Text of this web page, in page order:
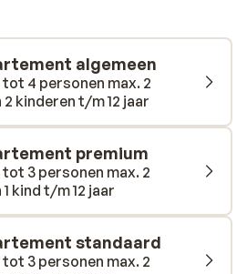
800 meter ligt een
appartementen zijn verdeeld
op de begane grond of de
de gebouwen liggen
fijn kunnen spelen, wat zorgt
Bij het zwembad, dat langzaam
apart kinderbadje.
vanzelf, vooral op het terras
kunt genieten van het mooie
het moderne restaurant
het park eigenlijk niet af.
algemeen
4 personen max. 2
kinderen t/m 12 jaar
premium
3 personen max. 2
kind t/m 12 jaar
standaard
3 personen max. 2